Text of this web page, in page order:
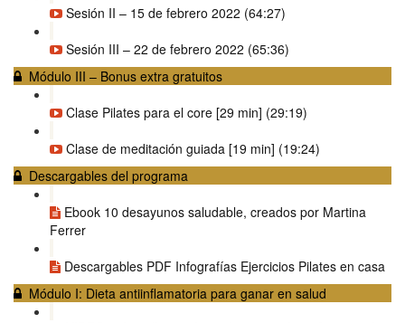
Sesión II – 15 de febrero 2022 (64:27)
Sesión III – 22 de febrero 2022 (65:36)
Módulo III – Bonus extra gratuitos
Clase Pilates para el core [29 min] (29:19)
Clase de meditación guiada [19 min] (19:24)
Descargables del programa
Ebook 10 desayunos saludable, creados por Martina
Ferrer
Descargables PDF Infografías Ejercicios Pilates en casa
Módulo I: Dieta antiinflamatoria para ganar en salud